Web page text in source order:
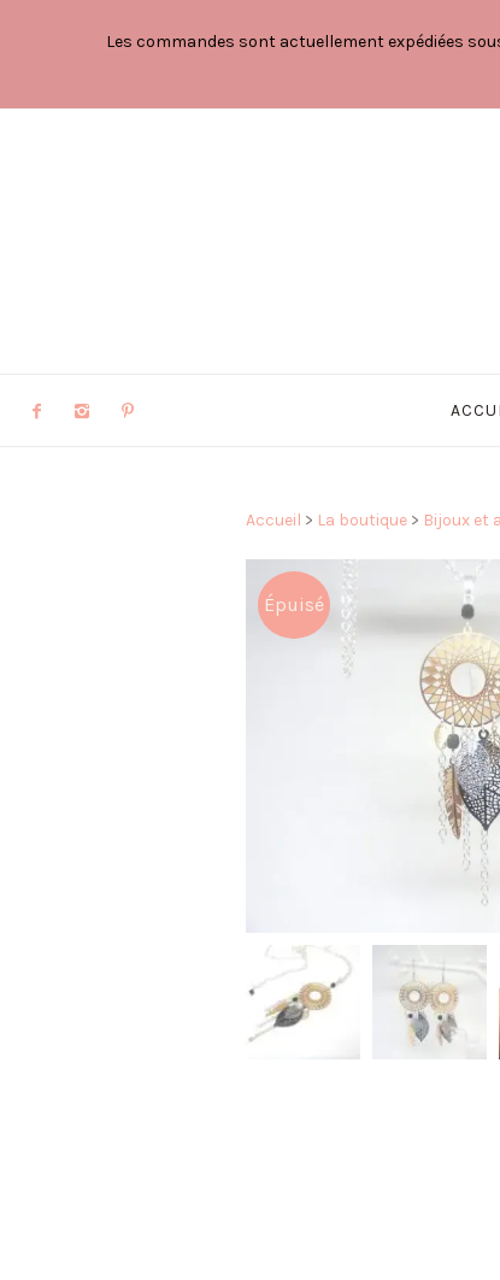
Les commandes sont actuellement expédiées
Accueil > La boutique > Bijoux et
Épuisé